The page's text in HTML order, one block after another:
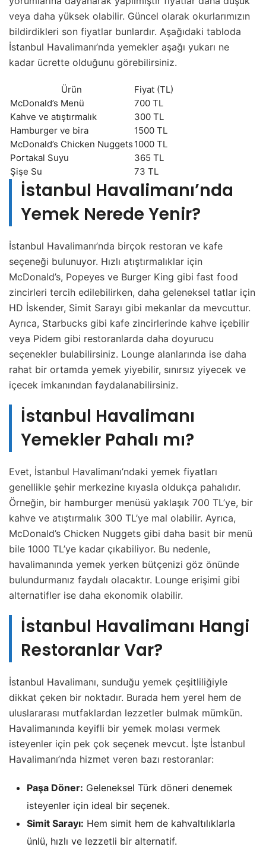
veya daha yüksek olabilir. Güncel olarak okurlarımızın
bildirdikleri son fiyatlar bunlardır. Aşağıdaki tabloda
İstanbul Havalimanı’nda yemekler aşağı yukarı ne
kadar ücrette olduğunu görebilirsiniz.
Ürün
Fiyat (TL)
McDonald’s Menü
700 TL
Kahve ve atıştırmalık
300 TL
Hamburger ve bira
1500 TL
McDonald’s Chicken Nuggets 1000 TL
Portakal Suyu
365 TL
Şişe Su
73 TL
İstanbul Havalimanı’nda
Yemek Nerede Yenir?
İstanbul Havalimanı’nda birçok restoran ve kafe
seçeneği bulunuyor. Hızlı atıştırmalıklar için
McDonald’s, Popeyes ve Burger King gibi fast food
zincirleri tercih edilebilirken, daha geleneksel tatlar için
HD İskender, Simit Sarayı gibi mekanlar da mevcuttur.
Ayrıca, Starbucks gibi kafe zincirlerinde kahve içebilir
veya Pidem gibi restoranlarda daha doyurucu
seçenekler bulabilirsiniz. Lounge alanlarında ise daha
rahat bir ortamda yemek yiyebilir, sınırsız yiyecek ve
içecek imkanından faydalanabilirsiniz.
İstanbul Havalimanı
Yemekler Pahalı mı?
Evet, İstanbul Havalimanı’ndaki yemek fiyatları
genellikle şehir merkezine kıyasla oldukça pahalıdır.
Örneğin, bir hamburger menüsü yaklaşık 700 TL’ye, bir
kahve ve atıştırmalık 300 TL’ye mal olabilir. Ayrıca,
McDonald’s Chicken Nuggets gibi daha basit bir menü
bile 1000 TL’ye kadar çıkabiliyor. Bu nedenle,
havalimanında yemek yerken bütçenizi göz önünde
bulundurmanız faydalı olacaktır. Lounge erişimi gibi
alternatifler ise daha ekonomik olabilir.
İstanbul Havalimanı Hangi
Restoranlar Var?
İstanbul Havalimanı, sunduğu yemek çeşitliliğiyle
dikkat çeken bir noktadır. Burada hem yerel hem de
uluslararası mutfaklardan lezzetler bulmak mümkün.
Havalimanında keyifli bir yemek molası vermek
isteyenler için pek çok seçenek mevcut. İşte İstanbul
Havalimanı’nda hizmet veren bazı restoranlar:
Paşa Döner: Geleneksel Türk döneri denemek
isteyenler için ideal bir seçenek.
Simit Sarayı: Hem simit hem de kahvaltılıklarla
ünlü, hızlı ve lezzetli bir alternatif.